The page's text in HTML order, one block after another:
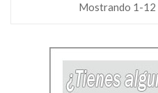
Mostrando 1-12